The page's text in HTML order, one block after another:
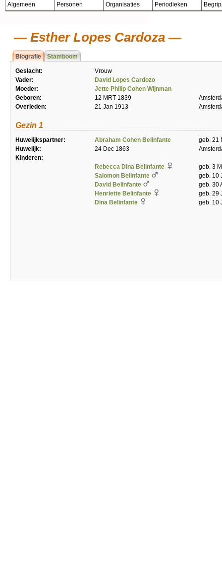
Algemeen Personen Organisaties Periodieken
Esther Lopes Cardoza
Biografie Stamboom
Geslacht:
Vrouw
Vader:
David Lopes Cardozo
Moeder:
Jette Philip Cohen Wijnman
Geboren:
12 MRT 1839
Overleden:
21 Jan 1913
Gezin 1
Huwelijkspartner: Abraham Cohen Belinfante
geb. 21
Huwelijk:
24 Dec 1863
Kinderen:
Rebecca Dina Belinfante
geb. 3
Salomon Belinfante
geb. 10
David Belinfante
geb. 30
Henriette Belinfante
geb. 29
Dina Belinfante
geb. 10